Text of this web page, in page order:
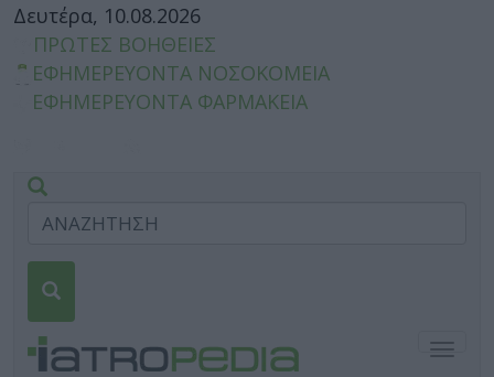
Δευτέρα, 10.08.2026
ΠΡΩΤΕΣ ΒΟΗΘΕΙΕΣ
ΕΦΗΜΕΡΕΥΟΝΤΑ ΝΟΣΟΚΟΜΕΙΑ
ΕΦΗΜΕΡΕΥΟΝΤΑ ΦΑΡΜΑΚΕΙΑ